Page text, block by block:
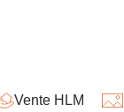
Vente HLM